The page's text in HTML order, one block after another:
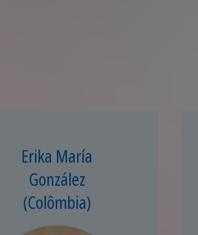
Erika María
González
(Colômbia)